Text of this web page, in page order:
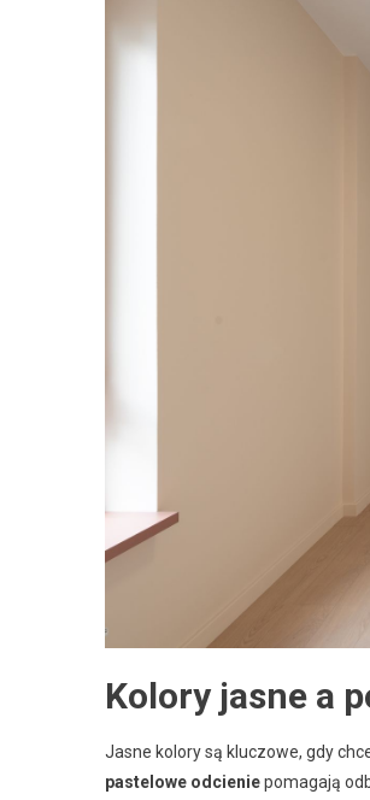
Kolory jasne a
Jasne kolory są kluczowe, gdy
pastelowe odcieniepomagają